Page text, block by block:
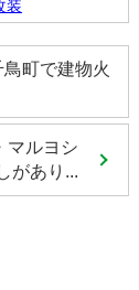
装
町で建物火
マルヨシ
があり...